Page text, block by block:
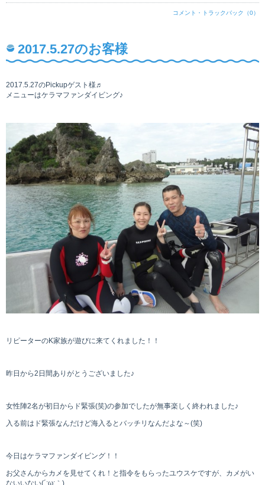
コメント・トラックバック（0）
2017.5.27のお客様
2017.5.27のPickupゲスト様♬
メニューはケラマファンダイビング♪
リピーターのK家族が遊びに来てくれました！！
昨日から2日間ありがとうございました♪
女性陣2名が初日からド緊張(笑)の参加でしたが無事楽しく終われました♪
入る前はド緊張なんだけど海入るとバッチリなんだよな～(笑)
今日はケラマファンダイビング！！
お父さんからカメを見せてくれ！と指令をもらったユウスケですが、カメがい
ないいない(´;ω;｀)